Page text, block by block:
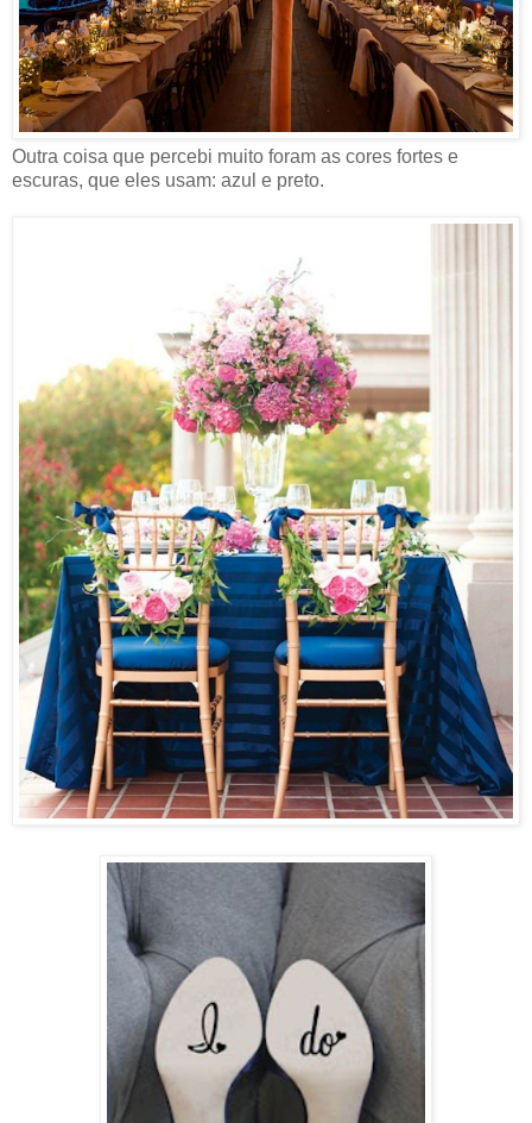
Outra coisa que percebi muito foram as cores fortes e
escuras, que eles usam: azul e preto.